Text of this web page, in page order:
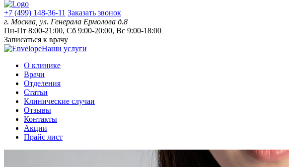
+7 (499) 148-36-11 Заказать звонок
г. Москва, ул. Генерала Ермолова д.8
Пн-Пт 8:00-21:00, Сб 9:00-20:00, Вс 9:00-18:00
Записаться к врачу
Наши услуги
О клинике
Врачи
Отделения
Статьи
Клинические случаи
Отзывы
Контакты
Акции
Прайс лист